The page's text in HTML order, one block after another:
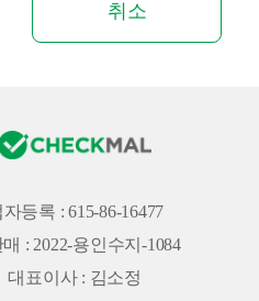
취소
등록 : 615-86-16477
: 2022-용인수지-1084
대표이사 : 김소정